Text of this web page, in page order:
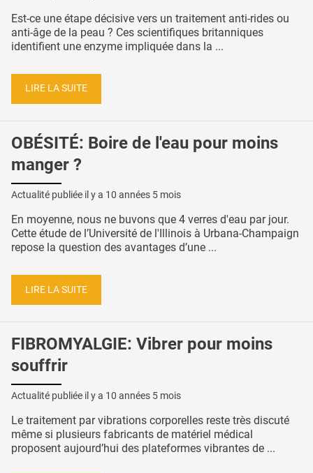
Est-ce une étape décisive vers un traitement anti-rides ou
anti-âge de la peau ? Ces scientifiques britanniques
identifient une enzyme impliquée dans la ...
LIRE LA SUITE
OBÉSITÉ: Boire de l'eau pour moins
manger ?
Actualité publiée il y a 10 années 5 mois
En moyenne, nous ne buvons que 4 verres d'eau par jour.
Cette étude de l’Université de l'Illinois à Urbana-Champaign
repose la question des avantages d’une ...
LIRE LA SUITE
FIBROMYALGIE: Vibrer pour moins
souffrir
Actualité publiée il y a 10 années 5 mois
Le traitement par vibrations corporelles reste très discuté
même si plusieurs fabricants de matériel médical
proposent aujourd’hui des plateformes vibrantes de ...